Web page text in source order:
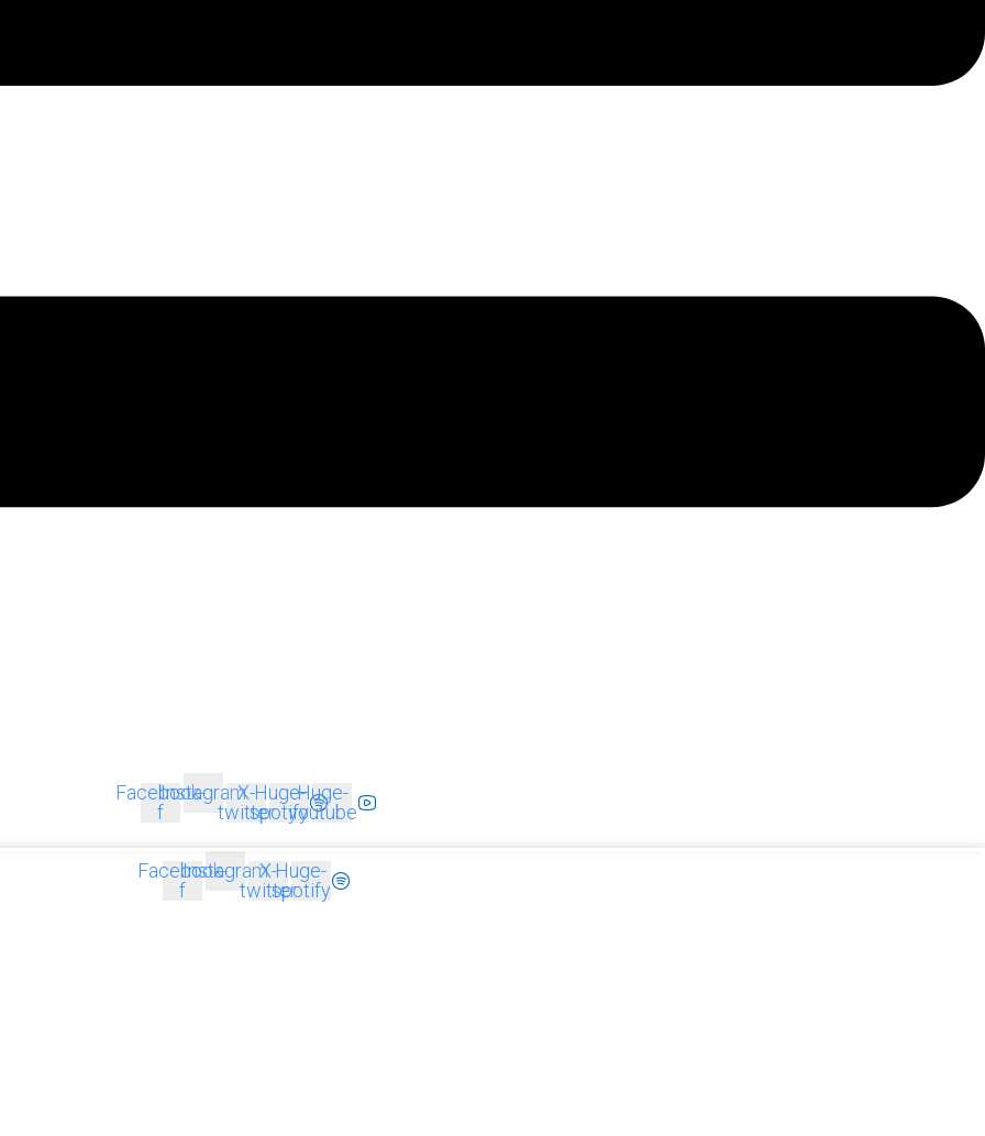
Facebook-
f
InstagramX-
twitter
Huge-
spotify
Huge-
youtube
Facebook-
f
InstagramX-
twitter
Huge-
spotify